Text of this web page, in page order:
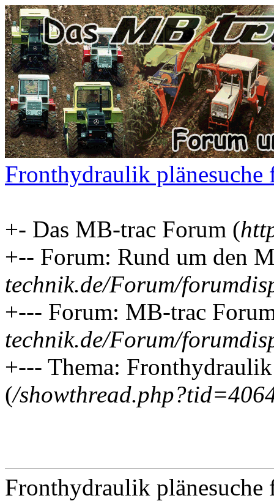
Fronthydraulik
+- Das MB-trac Forum (
+-- Forum: Rund um den
technik.de/Forum/
+--- Forum: MB-trac
technik.de/Forum/
+--- Thema:
(/
Fronthydraulik